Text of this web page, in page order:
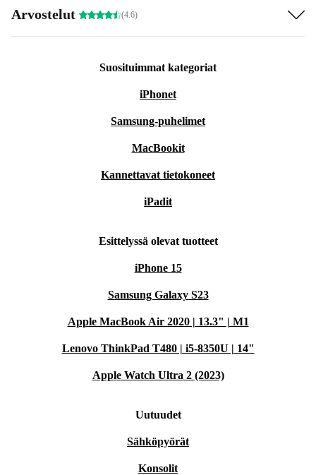
Arvostelut (4.6)
Suosituimmat kategoriat
iPhonet
Samsung-puhelimet
MacBookit
Kannettavat tietokoneet
iPadit
Esittelyssä olevat tuotteet
iPhone 15
Samsung Galaxy S23
Apple MacBook Air 2020 | 13.3" | M1
Lenovo ThinkPad T480 | i5-8350U | 14"
Apple Watch Ultra 2 (2023)
Uutuudet
Sähköpyörät
Konsolit